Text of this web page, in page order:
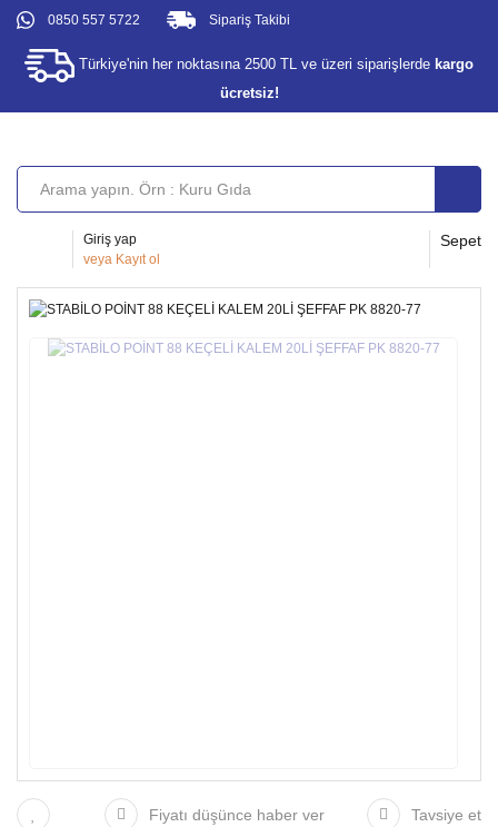
0850 557 5722
Türkiye'nin her noktasına 2500 TL ve üzeri siparişlerde kargo
ücretsiz!
Sipariş Takibi
Giriş yap
veya Kayıt ol
Sepet
Fiyatı düşünce haber ver Tavsiye et